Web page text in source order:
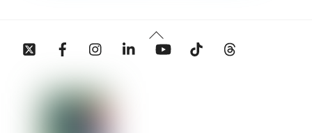
Back
To
Twitter Facebook InstagramLinkedin YouTube Tiktok